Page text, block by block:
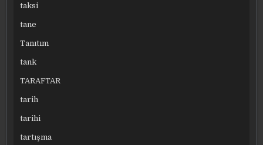
taksi
tane
Tanıtım
tank
TARAFTAR
tarih
tarihi
tartışma